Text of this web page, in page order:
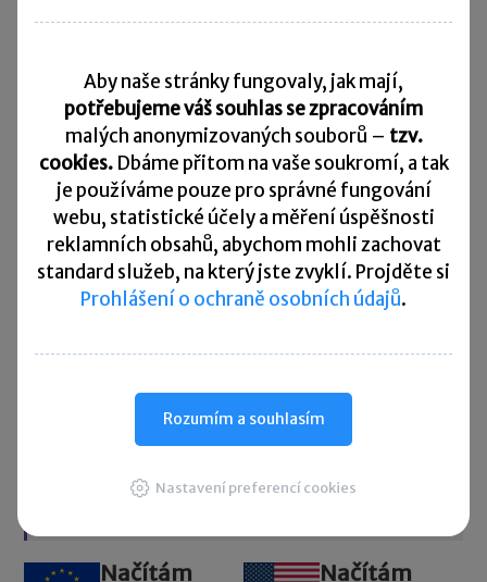
10. 8. 2026
Splatnost daně za červen 2026
20. 8. 2026
Měsíční odvod úhrnu sražených záloh na daň z příjmů
fyzických osob ze závislé činnosti za červenec 2026
20. 8. 2026
Splatnost paušální zálohy
24. 8. 2026
Daňové přiznání a splatnost daně za červenec 2026
Přehled všech termínů ►
Načítám
Načítám
Aby naše stránky fungovaly, jak mají,
potřebujeme váš souhlas se zpracováním
malých anonymizovaných souborů – tzv.
cookies. Dbáme přitom na vaše soukromí, a tak
je používáme pouze pro správné fungování
webu, statistické účely a měření úspěšnosti
reklamních obsahů, abychom mohli zachovat
standard služeb, na který jste zvyklí. Projděte si
Prohlášení o ochraně osobních údajů.
Rozumím a souhlasím
Nastavení preferencí cookies